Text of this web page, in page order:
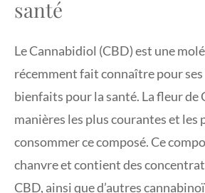
santé
Le Cannabidiol (CBD) est une
récemment fait connaître pour
bienfaits pour la santé. La fleur de
manières les plus courantes et les
consommer ce composé. Ce
chanvre et contient des
CBD, ainsi que d’autres